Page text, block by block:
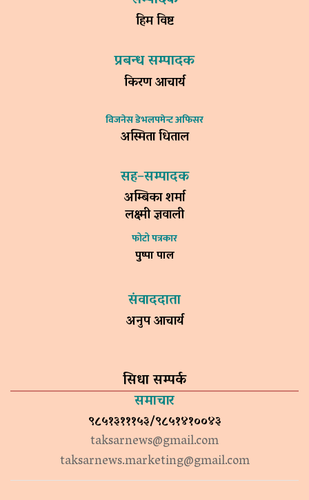
हिम विष्ट
प्रबन्ध सम्पादक
किरण आचार्य
विजनेस डेभलपमेन्ट अफिसर
अस्मिता धिताल
सह–सम्पादक
अम्बिका शर्मा
लक्ष्मी ज्ञवाली
फोटो पत्रकार
पुष्पा पाल
संवाददाता
अनुप आचार्य
सिधा सम्पर्क
समाचार
९८५१३१११५३/९८५१४१००४३
taksarnews@gmail.com
taksarnews.marketing@gmail.com